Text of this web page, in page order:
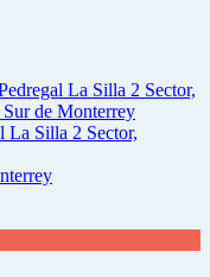
La Silla 2 Sector,